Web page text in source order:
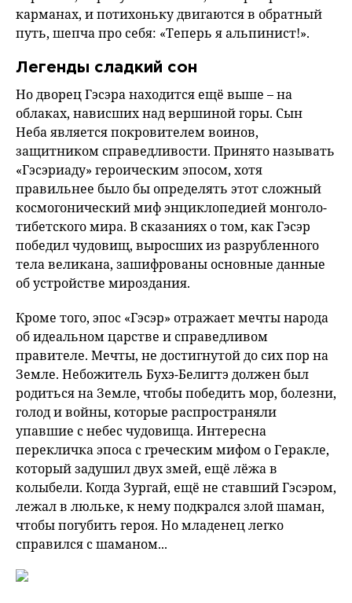
карманах, и потихоньку двигаются в обратный
путь, шепча про себя: «Теперь я альпинист!».
Легенды сладкий сон
Но дворец Гэсэра находится ещё выше – на
облаках, нависших над вершиной горы. Сын
Неба является покровителем воинов,
защитником справедливости. Принято называть
«Гэсэриаду» героическим эпосом, хотя
правильнее было бы определять этот сложный
космогонический миф энциклопедией монголо-
тибетского мира. В сказаниях о том, как Гэсэр
победил чудовищ, выросших из разрубленного
тела великана, зашифрованы основные данные
об устройстве мироздания.
Кроме того, эпос «Гэсэр» отражает мечты народа
об идеальном царстве и справедливом
правителе. Мечты, не достигнутой до сих пор на
Земле. Небожитель Бухэ-Белигтэ должен был
родиться на Земле, чтобы победить мор, болезни,
голод и войны, которые распространяли
упавшие с небес чудовища. Интересна
перекличка эпоса с греческим мифом о Геракле,
который задушил двух змей, ещё лёжа в
колыбели. Когда Зургай, ещё не ставший Гэсэром,
лежал в люльке, к нему подкрался злой шаман,
чтобы погубить героя. Но младенец легко
справился с шаманом...